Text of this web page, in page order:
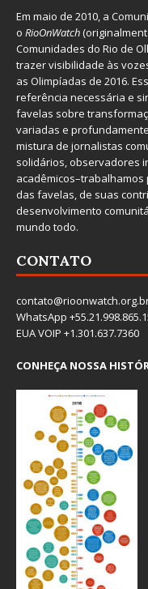
Em maio de 2010, a
o RioOnWatch
Comunidades do Rio de
trazer visibilidade às
as Olimpíadas de 2016.
referência necessária e
favelas sobre
variadas e
mistura de jornalistas
solidários, observadores
acadêmicos–trabalhamos
das favelas, de suas
desenvolvimento
mundo todo.
CONTATO
WhatsApp
EUA VOIP +1.301.637.7360
CONHEÇA NOSSA